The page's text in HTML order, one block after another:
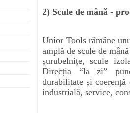
2) Scule de mână -
Unior Tools rămâne
amplă de scule de
șurubelnițe, scule
Direcția “la zi”
durabilitate și coerență
industrială, service,